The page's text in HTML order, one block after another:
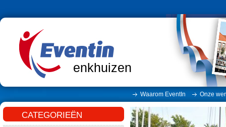
enkhuizen
Waarom EventIn Onze
CATEGORIEËN